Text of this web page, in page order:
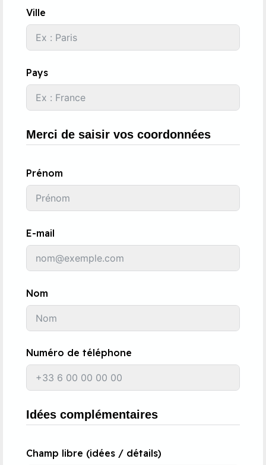
Ville
Pays
Merci de saisir vos coordonnées
Prénom
E-mail
Nom
Numéro de téléphone
Idées complémentaires
Champ libre (idées / détails)